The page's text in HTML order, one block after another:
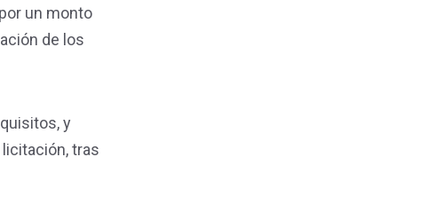
un monto
de los
y
tras